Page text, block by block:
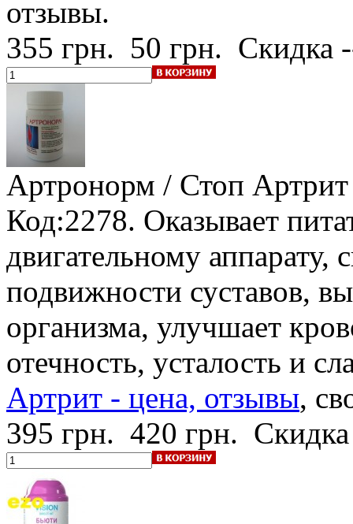
отзывы.
355 грн. 50 грн. Скидка
Артронорм / Стоп Артрит
Код:2278. Оказывает
двигательному
подвижности суставов,
организма, улучшает
отечность, усталость и
Артрит - цена, отзывы,
395 грн. 420 грн.